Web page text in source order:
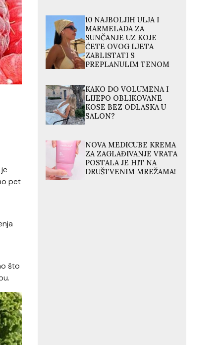
pet
što
10 NAJBOLJIH ULJA I
MARMELADA ZA
SUNČANJE UZ KOJE
ĆETE OVOG LJETA
ZABLISTATI S
PREPLANULIM TENOM
KAKO DO VOLUMENA I
LIJEPO OBLIKOVANE
KOSE BEZ ODLASKA U
SALON?
NOVA MEDICUBE KREMA
ZA ZAGLAĐIVANJE VRATA
POSTALA JE HIT NA
DRUŠTVENIM MREŽAMA!